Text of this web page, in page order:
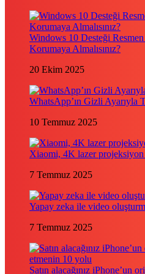
Windows 10 Desteği Resmen
Korumaya Almalısınız?
20 Ekim 2025
WhatsApp’ın Gizli Ayarıyla
10 Temmuz 2025
Xiaomi, 4K lazer projeksiyon
7 Temmuz 2025
Yapay zeka ile video
7 Temmuz 2025
Satın alacağınız iPhone’un